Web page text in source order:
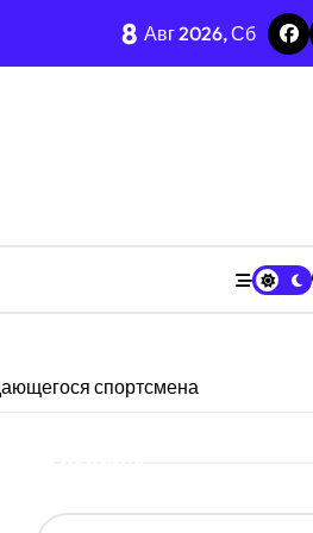
анализа вирусов
среде
8 Авг 2026, Сб
спортсмена